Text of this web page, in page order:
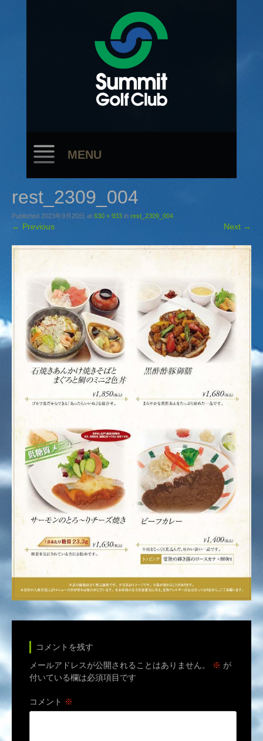
MENU
rest_2309_004
Published 2023年9月20日 at 630 × 933 in rest_2309_004
← Previous Next →
コメントを残す
メールアドレスが公開されることはありません。
※ が
付いている欄は必須項目です
コメント ※